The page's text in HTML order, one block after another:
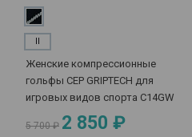
II
Женские компрессионные
гольфы CEP GRIPTECH для
игровых видов спорта C14GW
5 700 ₽ 2 850 ₽